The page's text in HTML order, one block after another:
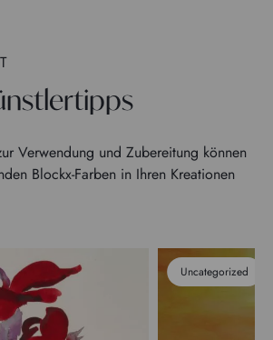
Verwendung und Zubereitung können
Blockx-Farben in Ihren Kreationen
Uncategorized